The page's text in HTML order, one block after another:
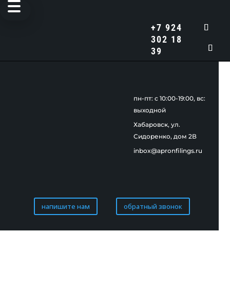
+7 924
302 18
39
пн-пт: c 10:00-19:00, вс:
выходной
Хабаровск, ул.
Сидоренко, дом 2В
inbox@apronfilings.ru
напишите нам обратный звонок